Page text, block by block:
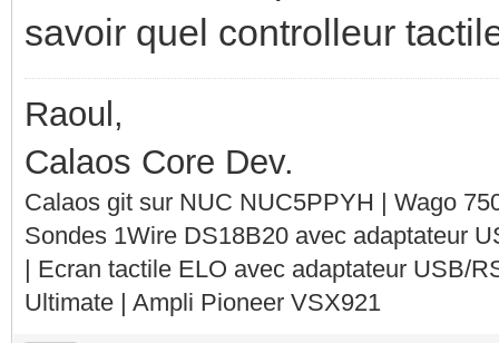
savoir quel controlleur
Raoul,
Calaos Core Dev.
Calaos git sur NUC NUC5PPYH | Wago
Sondes 1Wire DS18B20 avec adaptateur
| Ecran tactile ELO avec adaptateur USB/
Ultimate | Ampli Pioneer VSX921